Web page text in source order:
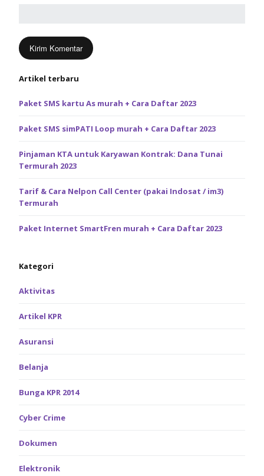
Artikel terbaru
Paket SMS kartu As murah + Cara Daftar 2023
Paket SMS simPATI Loop murah + Cara Daftar 2023
Pinjaman KTA untuk Karyawan Kontrak: Dana Tunai
Termurah 2023
Tarif & Cara Nelpon Call Center (pakai Indosat / im3)
Termurah
Paket Internet SmartFren murah + Cara Daftar 2023
Kategori
Aktivitas
Artikel KPR
Asuransi
Belanja
Bunga KPR 2014
Cyber Crime
Dokumen
Elektronik